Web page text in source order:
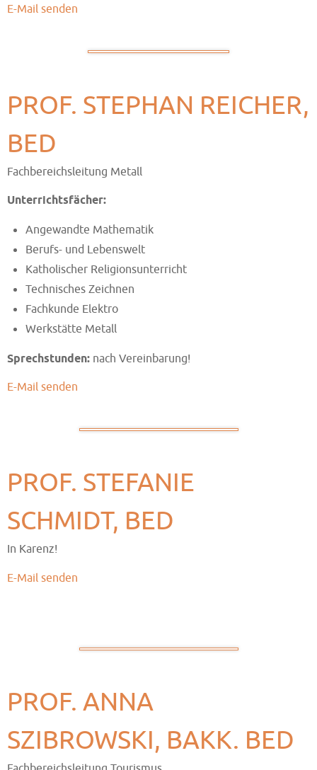
E-Mail senden
PROF. STEPHAN REICHER,
BED
Fachbereichsleitung Metall
Unterrichtsfächer:
Angewandte Mathematik
Berufs- und Lebenswelt
Katholischer Religionsunterricht
Technisches Zeichnen
Fachkunde Elektro
Werkstätte Metall
Sprechstunden: nach Vereinbarung!
E-Mail senden
PROF. STEFANIE
SCHMIDT, BED
In Karenz!
E-Mail senden
PROF. ANNA
SZIBROWSKI, BAKK. BED